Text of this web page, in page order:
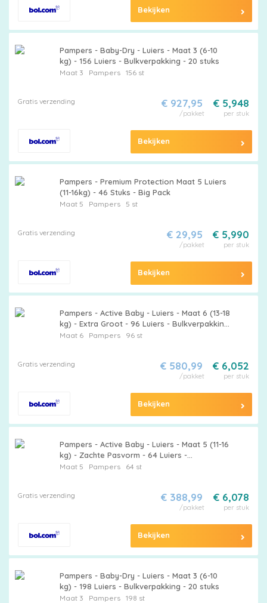
Bekijken
Pampers - Baby-Dry - Luiers - Maat 3 (6-10
kg) - 156 Luiers - Bulkverpakking - 20 stuks
Maat 3 Pampers156 st
Gratis verzending € 5,948
per stuk
€ 927,95
/pakket
Bekijken
Pampers - Premium Protection Maat 5 Luiers
(11-16kg) - 46 Stuks - Big Pack
Maat 5 Pampers5 st
Gratis verzending € 5,990
per stuk
€ 29,95
/pakket
Bekijken
Pampers - Active Baby - Luiers - Maat 6 (13-18
kg) - Extra Groot - 96 Luiers - Bulkverpakking
- 15 stuks
Maat 6 Pampers96 st
Gratis verzending € 6,052
per stuk
€ 580,99
/pakket
Bekijken
Pampers - Active Baby - Luiers - Maat 5 (11-16
kg) - Zachte Pasvorm - 64 Luiers -
Voordeelverpakking - 12 stuks - Pampers
Maat 5 Pampers64 st
Gratis verzending € 6,078
per stuk
€ 388,99
/pakket
Bekijken
Pampers - Baby-Dry - Luiers - Maat 3 (6-10
kg) - 198 Luiers - Bulkverpakking - 20 stuks
Maat 3 Pampers198 st